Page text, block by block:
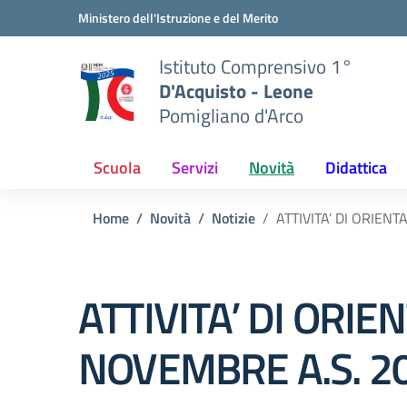
Vai ai contenuti
Vai al menu di navigazioneMinistero dell'Istruzione e del Merito
Istituto Comprensivo 1°
D'Acquisto - Leone
Pomigliano d'Arco
Scuola Servizi Novità Didattica
Home Novità Notizie ATTIVITA’ DI
ATTIVITA’ DI
NOVEMBRE A.S.